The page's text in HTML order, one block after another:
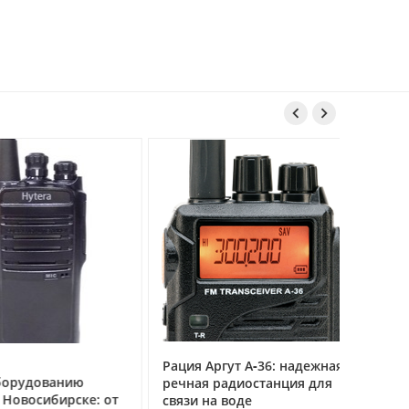
 
от
Рация Аргут А‑36: надежная
речная радиостанция для
связи на воде